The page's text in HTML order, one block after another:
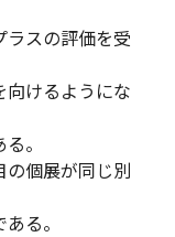
スの評価を受
けるようにな
。
個展が同じ別
る。